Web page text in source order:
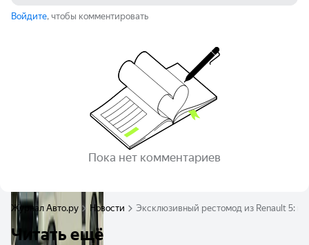
Войдите, чтобы комментировать
Пока нет комментариев
Журнал Авто.ру Новости Эксклюзивный рестомод из Renault 5:
Читать ещё